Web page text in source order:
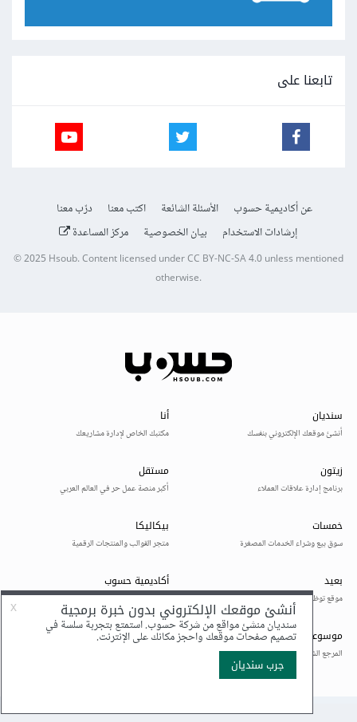
تابعنا على
عن أكاديمية حسوب الأسئلة الشائعة اكتب معنا
درّب معنا
إرشادات الاستخدام
بيان الخصوصية مركز المساعدة
© 2025Hsoub.Content licensed underCC BY-NC-SA 4.0unless mentioned
otherwise.